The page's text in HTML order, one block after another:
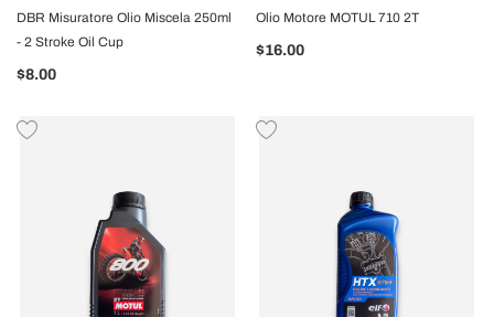
DBR Misuratore Olio Miscela 250ml
- 2 Stroke Oil Cup
$8.00
Olio Motore MOTUL 710 2T
$16.00